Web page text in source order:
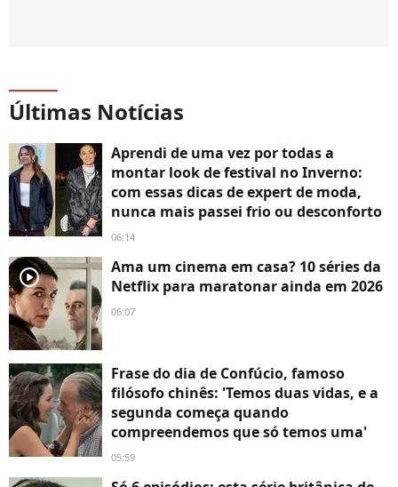
Últimas Notícias
Aprendi de uma vez por todas a
montar look de festival no Inverno:
com essas dicas de expert de moda,
nunca mais passei frio ou desconforto
06:14
player2
Ama um cinema em casa? 10 séries da
Netflix para maratonar ainda em 2026
06:07
Frase do dia de Confúcio, famoso
filósofo chinês: 'Temos duas vidas, e a
segunda começa quando
compreendemos que só temos uma'
05:59